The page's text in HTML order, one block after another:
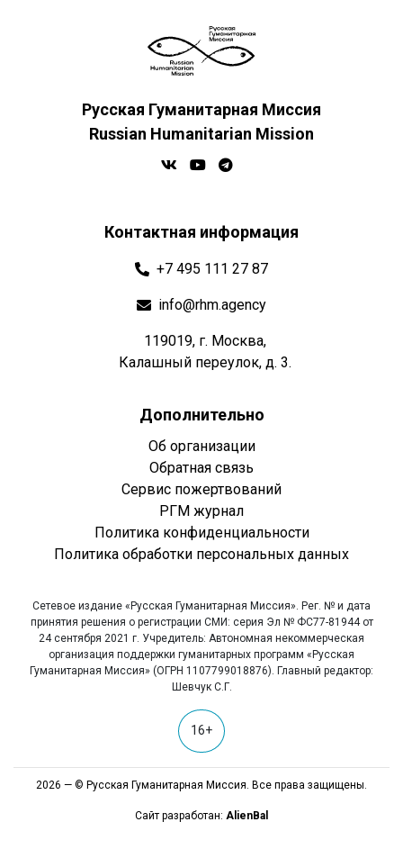
Русская Гуманитарная Миссия
Russian Humanitarian Mission
Контактная информация
+7 495 111 27 87
info@rhm.agency
119019, г. Москва,
Калашный переулок, д. 3.
Дополнительно
Об организации
Обратная связь
Сервис пожертвований
РГМ журнал
Политика конфиденциальности
Политика обработки персональных данных
Сетевое издание «Русская Гуманитарная Миссия». Рег. № и дата
принятия решения о регистрации СМИ: серия Эл № ФС77-81944 от
24 сентября 2021 г. Учредитель: Автономная некоммерческая
организация поддержки гуманитарных программ «Русская
Гуманитарная Миссия» (ОГРН 1107799018876). Главный редактор:
Шевчук С.Г.
16+
2026 — © Русская Гуманитарная Миссия. Все права защищены.
Сайт разработан: AlienBal